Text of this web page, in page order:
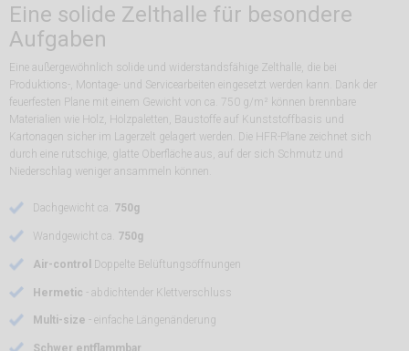
Eine solide Zelthalle für besondere
Aufgaben
Eine außergewöhnlich solide und widerstandsfähige Zelthalle, die bei
Produktions-, Montage- und Servicearbeiten eingesetzt werden kann. Dank der
feuerfesten Plane mit einem Gewicht von ca. 750 g/m² können brennbare
Materialien wie Holz, Holzpaletten, Baustoffe auf Kunststoffbasis und
Kartonagen sicher im Lagerzelt gelagert werden. Die HFR-Plane zeichnet sich
durch eine rutschige, glatte Oberfläche aus, auf der sich Schmutz und
Niederschlag weniger ansammeln können.
Dachgewicht ca. 750g
Wandgewicht ca. 750g
Air-control Doppelte Belüftungsöffnungen
Hermetic - abdichtender Klettverschluss
Multi-size - einfache Längenänderung